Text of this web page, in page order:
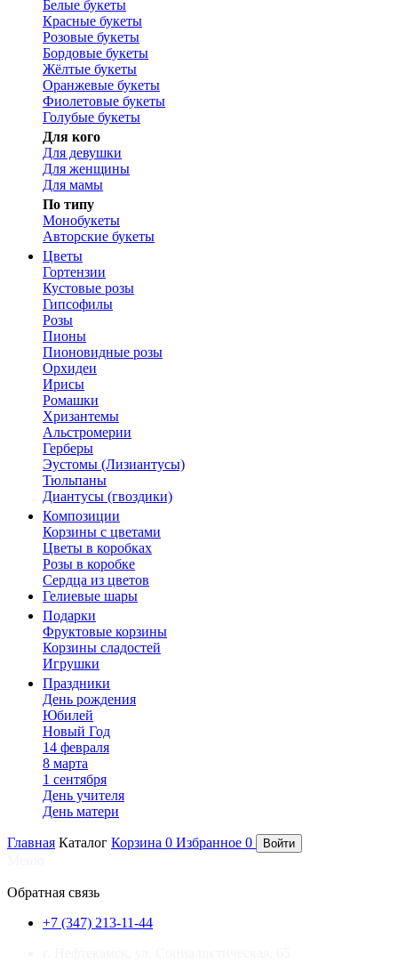
Белые букеты
Красные букеты
Розовые букеты
Бордовые букеты
Жёлтые букеты
Оранжевые букеты
Фиолетовые букеты
Голубые букеты
Для кого
Для девушки
Для женщины
Для мамы
По типу
Монобукеты
Авторские букеты
Цветы
Гортензии
Кустовые розы
Гипсофилы
Розы
Пионы
Пионовидные розы
Орхидеи
Ирисы
Ромашки
Хризантемы
Альстромерии
Герберы
Эустомы (Лизиантусы)
Тюльпаны
Диантусы (гвоздики)
Композиции
Корзины с цветами
Цветы в коробках
Розы в коробке
Сердца из цветов
Гелиевые шары
Подарки
Фруктовые корзины
Корзины сладостей
Игрушки
Праздники
День рождения
Юбилей
Новый Год
14 февраля
8 марта
1 сентября
День учителя
День матери
Главная Каталог Корзина 0 Избранное 0 Войти
Обратная связь
+7 (347) 213-11-44